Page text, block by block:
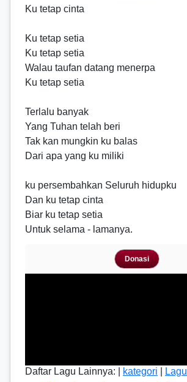
Ku tetap cinta
Ku tetap setia
Ku tetap setia
Walau taufan datang menerpa
Ku tetap setia
Terlalu banyak
Yang Tuhan telah beri
Tak kan mungkin ku balas
Dari apa yang ku miliki
ku persembahkan Seluruh hidupku
Dan ku tetap cinta
Biar ku tetap setia
Untuk selama - lamanya.
Donasi
Daftar Lagu Lainnya: | kategori Lagu